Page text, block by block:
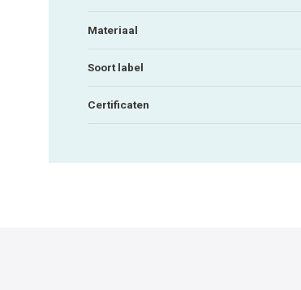
Materiaal
Soort label
Certificaten